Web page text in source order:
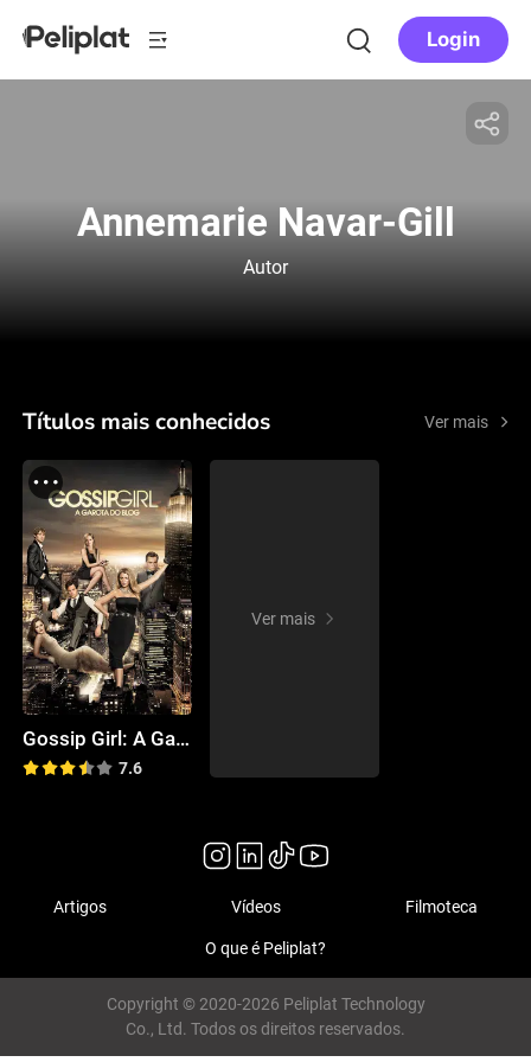
Login
Annemarie Navar-Gill
Autor
Títulos mais conhecidos Ver mais
Gossip Girl: A Garota do Blog
7.6
Ver mais
Artigos Vídeos Filmoteca
O que é Peliplat?
Copyright © 2020-2026 Peliplat Technology
Co., Ltd. Todos os direitos reservados.